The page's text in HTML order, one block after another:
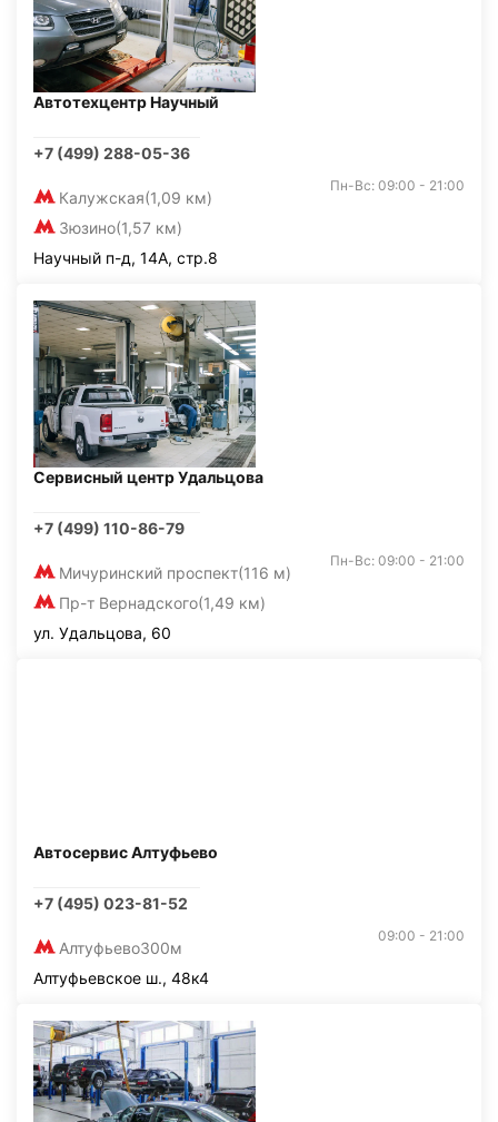
Автотехцентр Научный
+7 (499) 288-05-36
Калужская(1,09 км)
Зюзино(1,57 км)
Пн-Вс: 09:00 - 21:00
Научный п-д, 14А, стр.8
Сервисный центр Удальцова
+7 (499) 110-86-79
Мичуринский проспект(116 м)
Пр-т Вернадского(1,49 км)
Пн-Вс: 09:00 - 21:00
ул. Удальцова, 60
Автосервис Алтуфьево
+7 (495) 023-81-52
Алтуфьево300м
09:00 - 21:00
Алтуфьевское ш., 48к4